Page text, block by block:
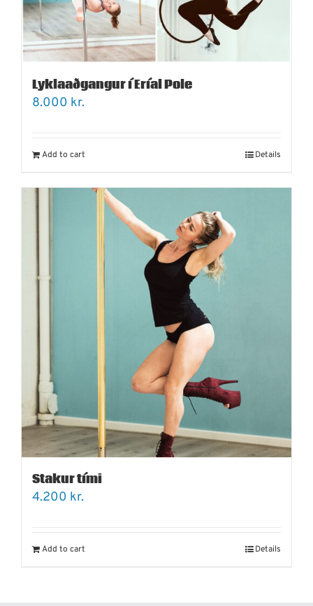
Lyklaaðgangur í Eríal Pole
8.000 kr.
Add to cart Details
Stakur tími
4.200 kr.
Add to cart Details